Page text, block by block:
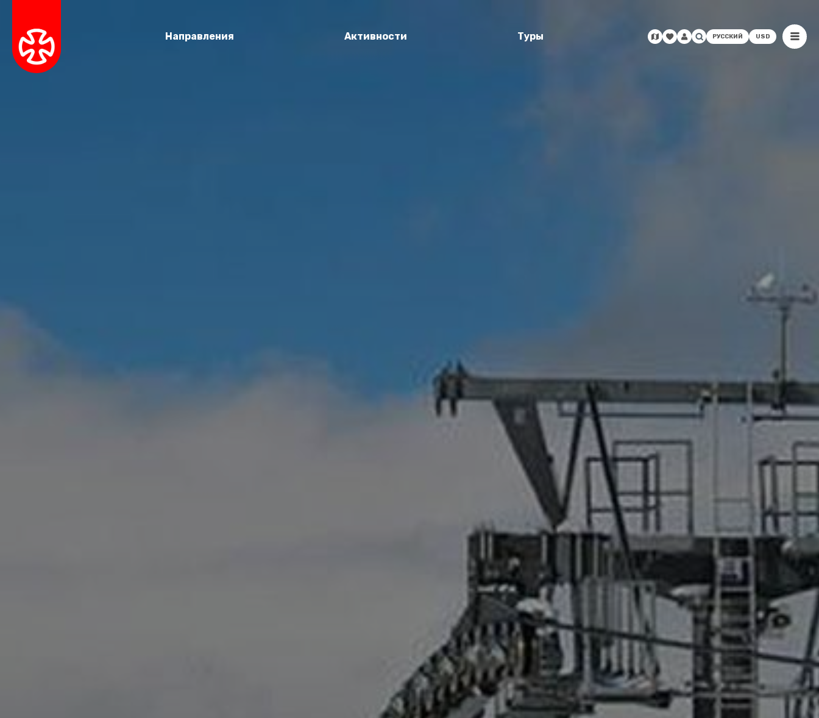
Направления Активности Туры РУССКИЙ USD